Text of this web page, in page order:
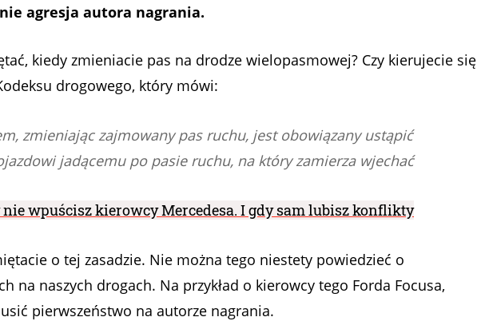
agresja autora nagrania.
kiedy zmieniacie pas na drodze wielopasmowej? Czy kierujecie się
drogowego, który mówi:
zmieniając zajmowany pas ruchu, jest obowiązany ustąpić
jadącemu po pasie ruchu, na który zamierza wjechać
nie wpuścisz kierowcy Mercedesa. I gdy sam lubisz konflikty
o tej zasadzie. Nie można tego niestety powiedzieć o
na naszych drogach. Na przykład o kierowcy tego Forda Focusa,
pierwszeństwo na autorze nagrania.